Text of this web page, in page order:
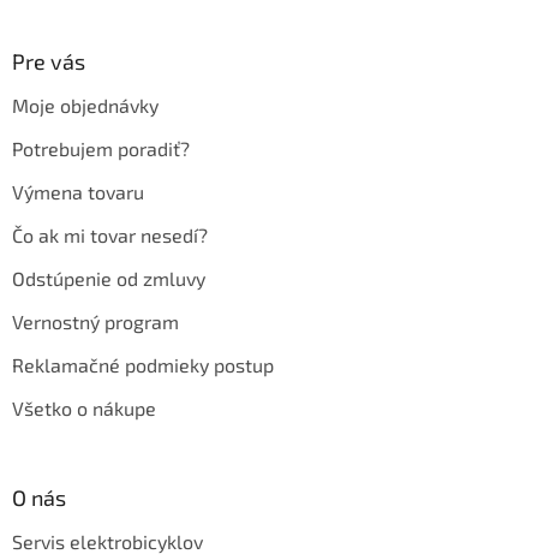
Pre vás
Moje objednávky
Potrebujem poradiť?
Výmena tovaru
Čo ak mi tovar nesedí?
Odstúpenie od zmluvy
Vernostný program
Reklamačné podmieky postup
Všetko o nákupe
O nás
Servis elektrobicyklov